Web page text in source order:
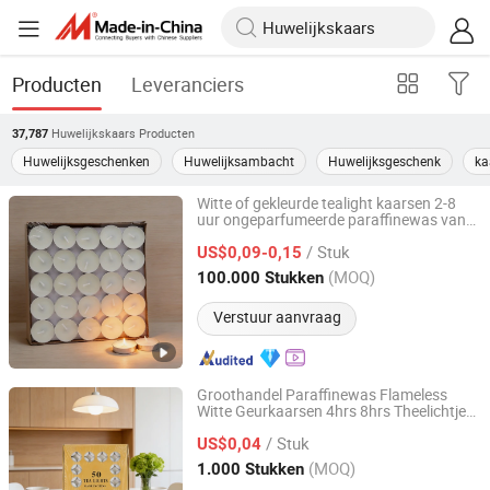
Producten Leveranciers
37,787 Huwelijkskaars Producten
Huwelijksgeschenken Huwelijksambacht Huwelijksgeschenk
Witte of gekleurde tealight kaarsen 2-8
uur ongeparfumeerde paraffinewas van
brandduur en gepersonaliseerd etiket
voor feest, huisdecoratie, bruiloft
US$0,09-0,15 / Stuk
100.000 Stukken (MOQ)
Verstuur aanvraag
Aoyin Xingtang Candle Co., Ltd.
Hebei, China Sinds 2014
Groothandel Paraffinewas Flameless
Witte Geurkaarsen 4hrs 8hrs Theelichtjes
US$0,04 / Stuk
1.000 Stukken (MOQ)
Aoyin Xingtang Candle Co., Ltd.
Hebei, China Sinds 2014